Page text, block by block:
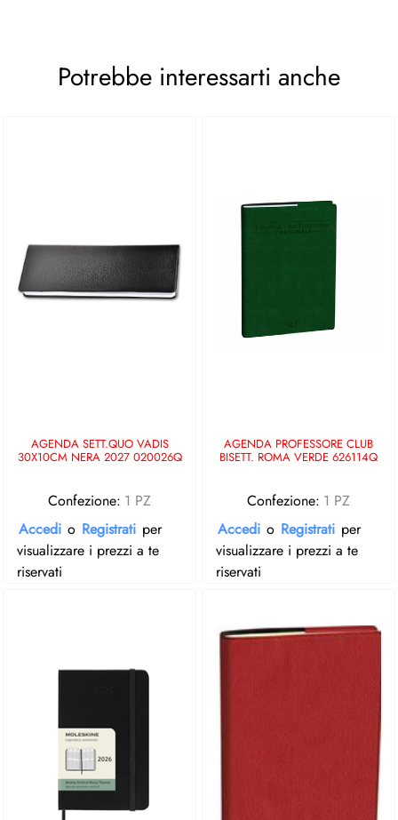
Potrebbe interessarti anche
AGENDA SETT.QUO VADIS
30X10CM NERA 2027 020026Q
Confezione: 1 PZ
Accedi o Registrati per
visualizzare i prezzi a te
riservati
AGENDA PROFESSORE CLUB
BISETT. ROMA VERDE 626114Q
Confezione: 1 PZ
Accedi o Registrati per
visualizzare i prezzi a te
riservati